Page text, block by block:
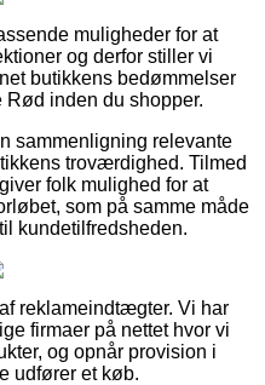
muligheder for at
og derfor stiller vi
butikkens bedømmelser
inden du shopper.
sammenligning relevante
troværdighed. Tilmed
folk mulighed for at
som på samme måde
kundetilfredsheden.
reklameindtægter. Vi har
firmaer på nettet hvor vi
og opnår provision i
udfører et køb.